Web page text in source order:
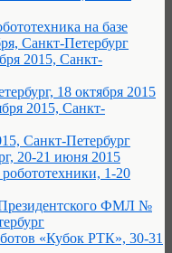
на базе
Санкт-Петербург
2015, Санкт-
18 октября 2015
2015, Санкт-
Санкт-Петербург
20-21 июня 2015
1-20
Президентского ФМЛ №
«Кубок РТК», 30-31